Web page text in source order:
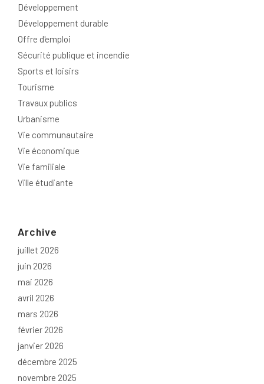
Développement
Développement durable
Offre d'emploi
Sécurité publique et incendie
Sports et loisirs
Tourisme
Travaux publics
Urbanisme
Vie communautaire
Vie économique
Vie familiale
Ville étudiante
Archive
juillet 2026
juin 2026
mai 2026
avril 2026
mars 2026
février 2026
janvier 2026
décembre 2025
novembre 2025